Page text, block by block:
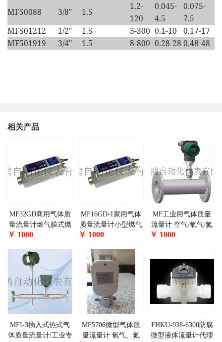
MF50088 3/8" 1.5
1.2-
120
0.045-
4.5
0.075-
7.5
MF501212 1/2" 1.5 3-300 0.1-10
0.17-17
MF501919 3/4" 1.5 8-800 0.28-28 0.48-48
相关产品
MF32GD商用气体质
量流量计燃气膜式燃
气表
￥ 1000
MF16GD-1家用气体
质量流量计小型燃气
流量传感器
￥ 1000
MF工业用气体质量
流量计 空气/氧气/氮
气/氩气/二氧化碳气/
￥ 1000
MFI-3插入式热式气
体质量流量计/工业专
MF5706微型气体质
量流量计 氧气、氮
FHKU-938-6300防腐
微型液体流量计代理